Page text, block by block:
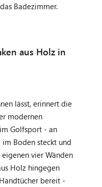
Badezimmer.
aus Holz in
lässt, erinnert die
modernen
Golfsport - an
Boden steckt und
vier Wänden
Holz hingegen
bereit -